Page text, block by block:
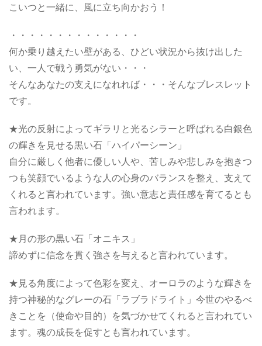
こいつと一緒に、風に立ち向かおう！
・・・・・・・・・・・・・・
何か乗り越えたい壁がある、ひどい状況から抜け出した
い、一人で戦う勇気がない・・・
そんなあなたの支えになれれば・・・そんなブレスレット
です。
★光の反射によってギラリと光るシラーと呼ばれる白銀色
の輝きを見せる黒い石「ハイパーシーン」
自分に厳しく他者に優しい人や、苦しみや悲しみを抱きつ
つも笑顔でいるような人の心身のバランスを整え、支えて
くれると言われています。強い意志と責任感を育てるとも
言われます。
★月の形の黒い石「オニキス」
諦めずに信念を貫く強さを与えると言われています。
★見る角度によって色彩を変え、オーロラのような輝きを
持つ神秘的なグレーの石「ラブラドライト」今世のやるべ
きことを（使命や目的）を気づかせてくれると言われてい
ます。魂の成長を促すとも言われています。